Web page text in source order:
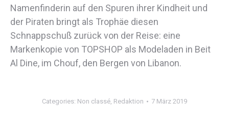
Namenfinderin auf den Spuren ihrer Kindheit und
der Piraten bringt als Trophäe diesen
Schnappschuß zurück von der Reise: eine
Markenkopie von TOPSHOP als Modeladen in Beit
Al Dine, im Chouf, den Bergen von Libanon.
Categories: Non classé, Redaktion 7 März 2019